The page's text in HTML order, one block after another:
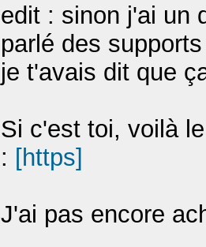
edit : sinon j'ai un
parlé des
je t'avais dit que
Si c'est toi, voilà
: [https]
J'ai pas encore